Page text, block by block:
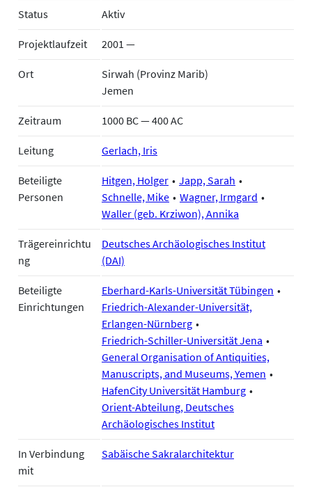
Status Aktiv
Projektlaufzeit 2001 —
Ort
Sirwah (Provinz Marib)
Jemen
Zeitraum 1000 BC — 400 AC
Leitung Gerlach, Iris
Beteiligte
Personen
Hitgen, Holger
Japp, Sarah
Schnelle, Mike
Wagner, Irmgard
Waller (geb. Krziwon), Annika
Trägereinrichtu
ng
Deutsches Archäologisches Institut
(DAI)
Beteiligte
Einrichtungen
Eberhard-Karls-Universität Tübingen
Friedrich-Alexander-Universität,
Erlangen-Nürnberg
Friedrich-Schiller-Universität Jena
General Organisation of Antiquities,
Manuscripts, and Museums, Yemen
HafenCity Universität Hamburg
Orient-Abteilung, Deutsches
Archäologisches Institut
In Verbindung
mit
Sabäische Sakralarchitektur